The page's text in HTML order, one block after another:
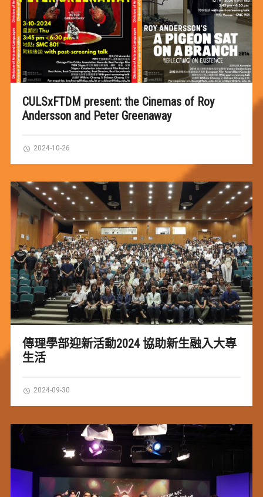
CULSxFTDM present: the Cinemas of Roy
Andersson and Peter Greenaway
2024-10-26
傳理學部迎新活動2024 協助新生融入大專
生活
2024-09-30